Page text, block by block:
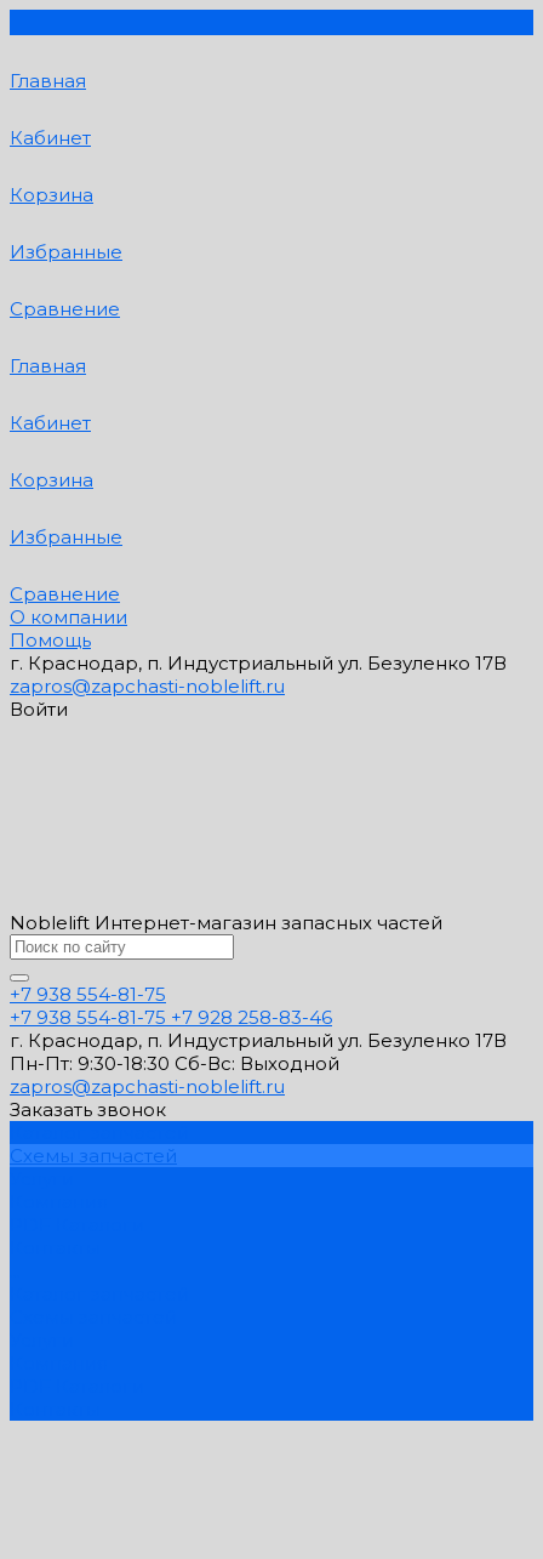
Главная
Кабинет
Корзина
Избранные
Сравнение
Главная
Кабинет
Корзина
Избранные
Сравнение
О компании
Помощь
г. Краснодар, п. Индустриальный ул. Безуленко 17В
zapros@zapchasti-noblelift.ru
Войти
Noblelift Интернет-магазин запасных частей
+7 938 554-81-75
+7 938 554-81-75 +7 928 258-83-46
г. Краснодар, п. Индустриальный ул. Безуленко 17В
Пн-Пт: 9:30-18:30 Cб-Вс: Выходной
zapros@zapchasti-noblelift.ru
Заказать звонок
Схемы запчастей